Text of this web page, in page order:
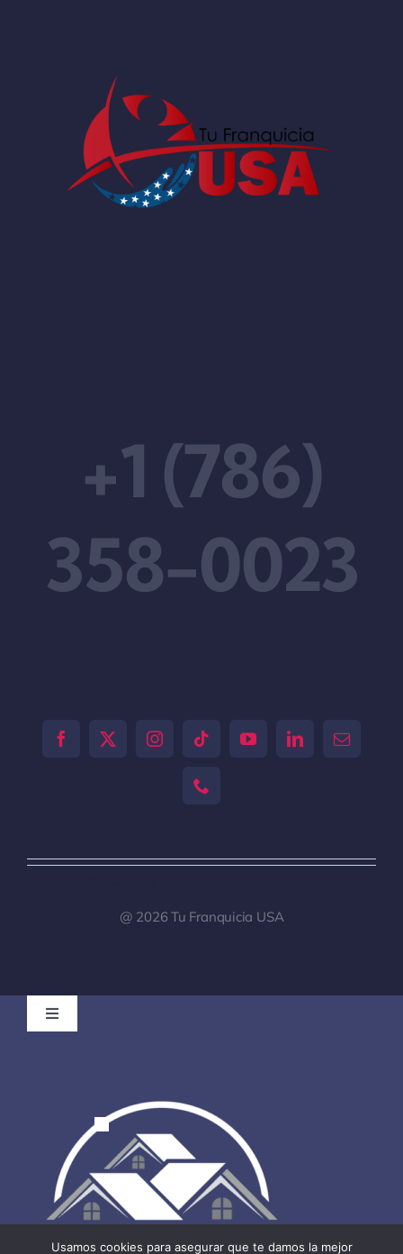
+1 (786)
358-0023
@ 2026 Tu Franquicia USA
Toggle
Registro de clientes para Brokers
Noticias
PodcastUsamos cookies para asegurar que te damos la mejor